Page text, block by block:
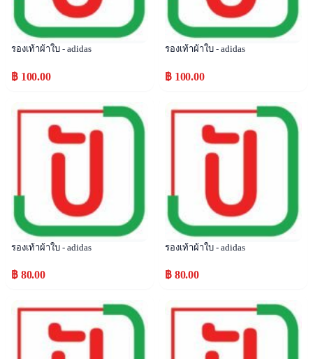
รองเท้าผ้าใบ - adidas
฿ 100.00
รองเท้าผ้าใบ - adidas
฿ 100.00
Popular
รองเท้าผ้าใบ - adidas
฿ 80.00
Popular
รองเท้าผ้าใบ - adidas
฿ 80.00
Popular Popular